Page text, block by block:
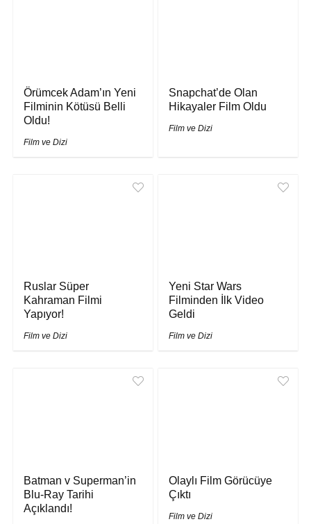
Örümcek Adam’ın Yeni
Filminin Kötüsü Belli
Oldu!
Film ve Dizi
Snapchat’de Olan
Hikayaler Film Oldu
Film ve Dizi
Ruslar Süper
Kahraman Filmi
Yapıyor!
Film ve Dizi
Yeni Star Wars
Filminden İlk Video
Geldi
Film ve Dizi
Batman v Superman’in
Blu-Ray Tarihi
Açıklandı!
Olaylı Film Görücüye
Çıktı
Film ve Dizi